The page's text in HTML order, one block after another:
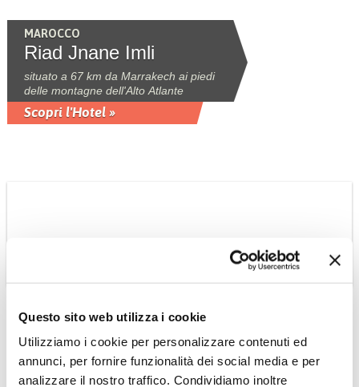
Questo sito web utilizza i cookie
Utilizziamo i cookie per personalizzare contenuti ed
annunci, per fornire funzionalità dei social media e per
analizzare il nostro traffico. Condividiamo inoltre
MAROCCO
Riad Jnane Imli
situato a 67 km da Marrakech ai piedi
delle montagne dell'Alto Atlante
Scopri l'Hotel »
CAMBOGIA
Tour Cambogia
Classica
Tour 6 notti in italiano collettivo a date